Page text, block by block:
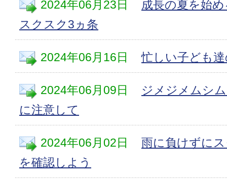
2024年06月23日
成長の夏を始
スクスク3ヵ条
2024年06月16日 忙しい子ども
2024年06月09日
ジメジメムシ
に注意して
2024年06月02日
雨に負けずに
を確認しよう